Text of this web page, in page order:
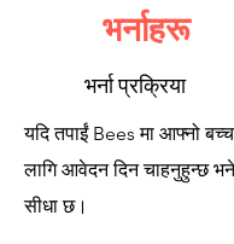
भर्नाहरू
भर्ना प्रक्रिया
यदि तपाईं Bees मा आफ्नो
लागि आवेदन दिन चाहनुहुन्छ
सीधा छ।